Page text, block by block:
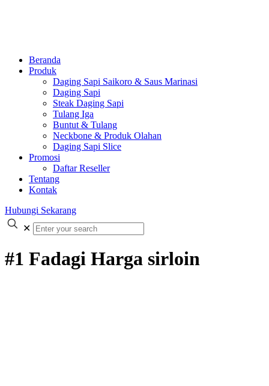
Beranda
Produk
Daging Sapi Saikoro & Saus Marinasi
Daging Sapi
Steak Daging Sapi
Tulang Iga
Buntut & Tulang
Neckbone & Produk Olahan
Daging Sapi Slice
Promosi
Daftar Reseller
Tentang
Kontak
Hubungi Sekarang
✕
#1 Fadagi Harga sirloin